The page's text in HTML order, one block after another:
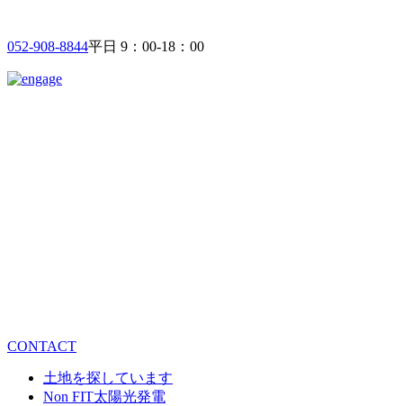
052-908-8844平日 9：00-18：00
CONTACT
土地を探しています
Non FIT太陽光発電